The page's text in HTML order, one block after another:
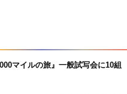
マイルの旅』一般試写会に10組